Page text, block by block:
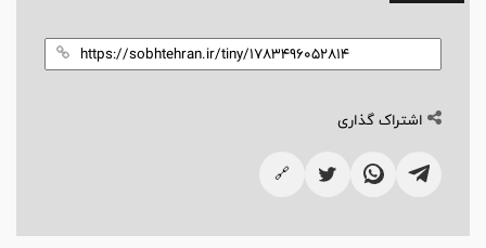
اشتراک گذاری
🔗